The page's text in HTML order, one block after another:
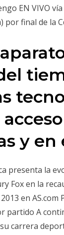
EN VIVO
por final de la
y
presenta la
Fox en la
en
partido A
carrera